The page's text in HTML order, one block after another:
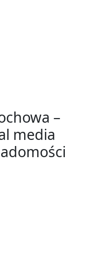
–
media